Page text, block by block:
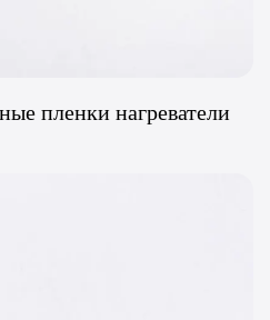
пленки нагреватели